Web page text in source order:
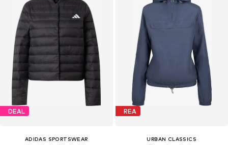
DEAL
ADIDAS SPORTSWEAR
REA
URBAN CLASSICS